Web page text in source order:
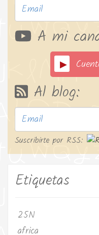
A mi
Al blog:
Suscribirte por RSS:
Etiquetas
25N
africa